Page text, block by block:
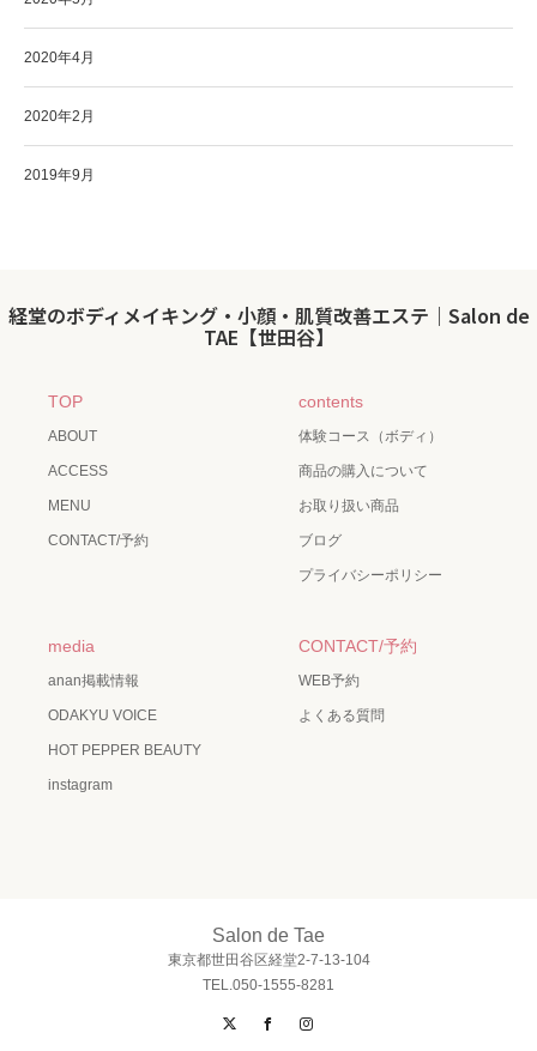
2020年4月
2020年2月
2019年9月
経堂のボディメイキング・小顔・肌質改善エステ｜Salon de
TAE【世田谷】
TOP
ABOUT
ACCESS
MENU
CONTACT/予約
contents
体験コース（ボディ）
商品の購入について
お取り扱い商品
ブログ
プライバシーポリシー
media
anan掲載情報
ODAKYU VOICE
HOT PEPPER BEAUTY
instagram
CONTACT/予約
WEB予約
よくある質問
Salon de Tae
東京都世田谷区経堂2-7-13-104
TEL.050-1555-8281
Facebook